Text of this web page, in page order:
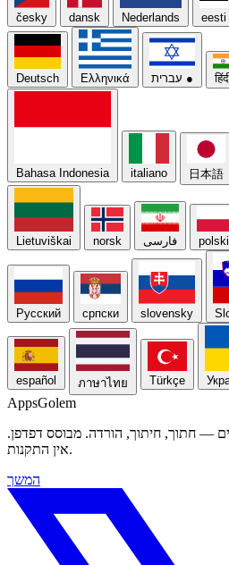
česky dansk Nederlands eesti
Deutsch Ελληνικά עברית ●
Bahasa Indonesia italiano 日本語
Lietuviškai norsk فارسی polski
Русский српски slovensky
español ภาษาไทย Türkçe
AppsGolem
— חתוך, חיתוך, הורדה. מבוסס דפדפן.
אין התקנות.
המשך